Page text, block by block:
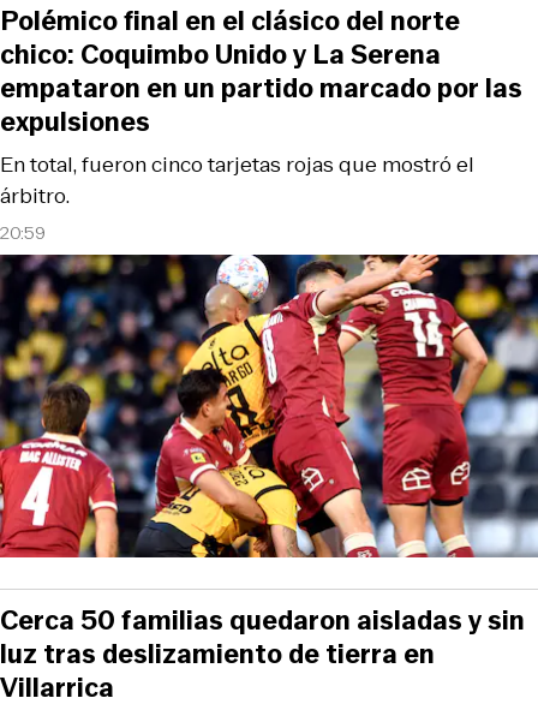
20:59
En total, fueron cinco tarjetas rojas que mostró el
árbitro.
Polémico final en el clásico del norte
chico: Coquimbo Unido y La Serena
empataron en un partido marcado por las
expulsiones
Cerca 50 familias quedaron aisladas y sin
luz tras deslizamiento de tierra en
Villarrica